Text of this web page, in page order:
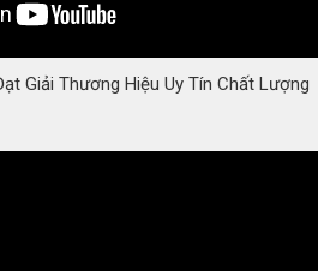
Giải Thương Hiệu Uy Tín Chất Lượng